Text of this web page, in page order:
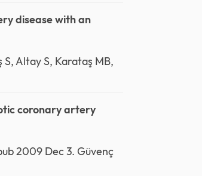
disease with an
S, Altay S, Karataş MB,
coronary artery
2009 Dec 3. Güvenç